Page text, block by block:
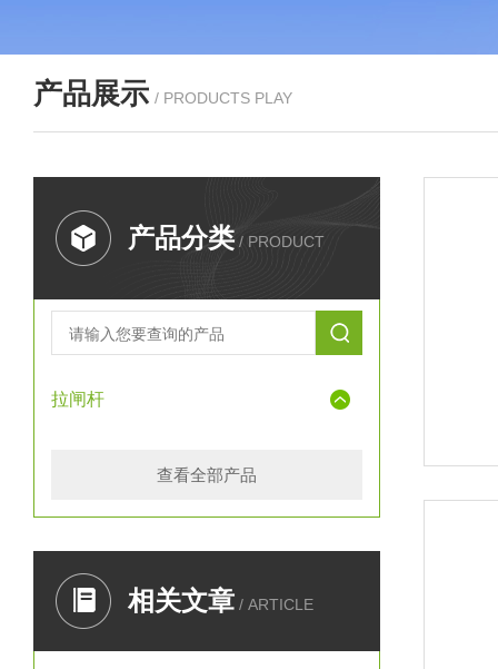
产品展示 / PRODUCTS PLAY
产品分类 / PRODUCT
拉闸杆
查看全部产品
相关文章 / ARTICLE